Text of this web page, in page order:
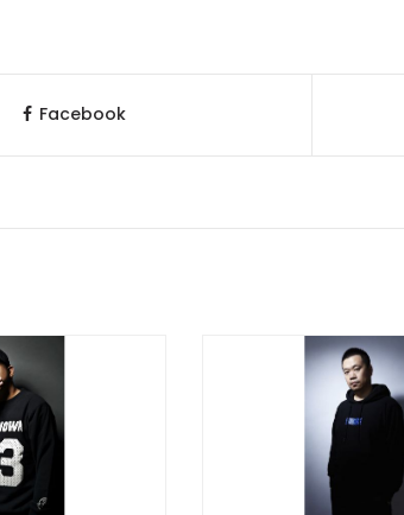
Facebook